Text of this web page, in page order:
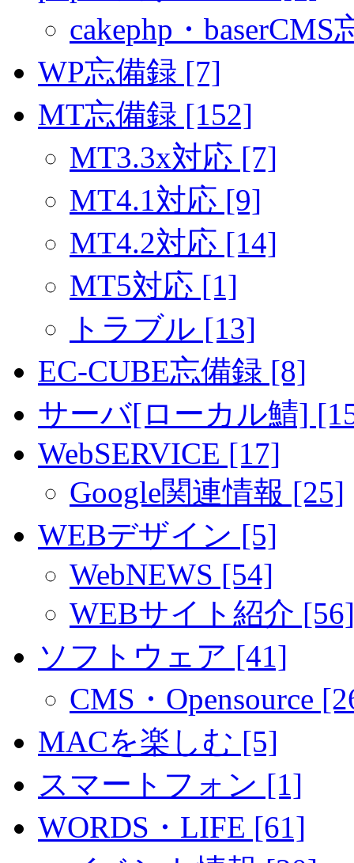
cakephp・baserCMS
WP忘備録 [7]
MT忘備録 [152]
MT3.3x対応 [7]
MT4.1対応 [9]
MT4.2対応 [14]
MT5対応 [1]
トラブル [13]
EC-CUBE忘備録 [8]
サーバ[ローカル鯖]
WebSERVICE [17]
Google関連情報 [25]
WEBデザイン [5]
WebNEWS [54]
WEBサイト紹介 [56]
ソフトウェア [41]
CMS・Opensource
MACを楽しむ [5]
スマートフォン [1]
WORDS・LIFE [61]